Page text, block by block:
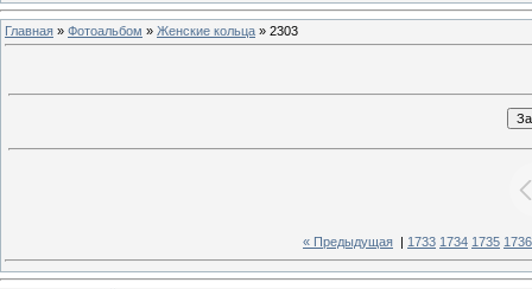
Главная » Фотоальбом » Женские кольца » 2303
« Предыдущая 1733 1734 1735 1736